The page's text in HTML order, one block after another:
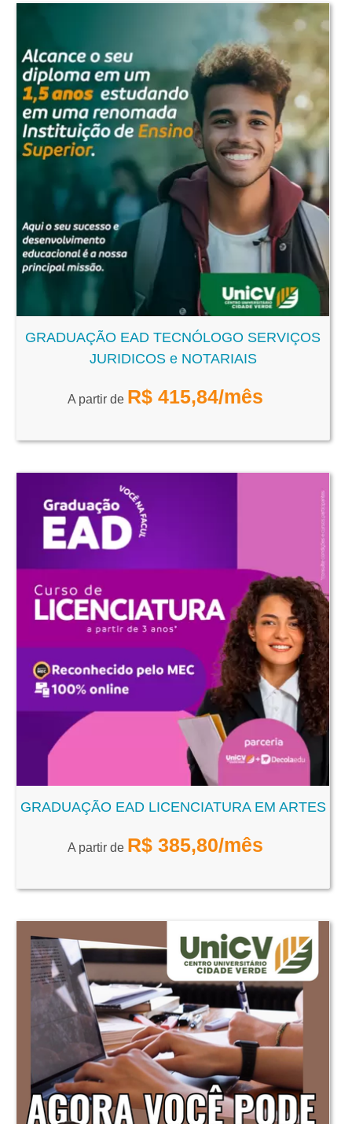
GRADUAÇÃO EAD TECNÓLOGO SERVIÇOS
JURIDICOS e NOTARIAIS
A partir de R$ 415,84/mês
GRADUAÇÃO EAD LICENCIATURA EM ARTES
A partir de R$ 385,80/mês